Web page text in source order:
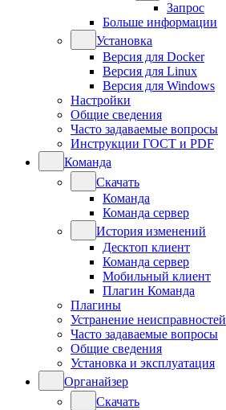
Запрос
Больше информации
Установка
Версия для Docker
Версия для Linux
Версия для Windows
Настройки
Общие сведения
Часто задаваемые вопросы
Инструкции ГОСТ и PDF
Команда
Скачать
Команда
Команда сервер
История изменений
Десктоп клиент
Команда сервер
Мобильный клиент
Плагин Команда
Плагины
Устранение неисправностей
Часто задаваемые вопросы
Общие сведения
Установка и эксплуатация
Органайзер
Скачать